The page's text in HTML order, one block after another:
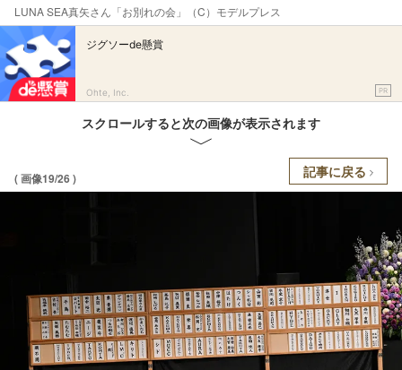
LUNA SEA真矢さん「お別れの会」（C）モデルプレス
ジグソーde懸賞
Ohte, Inc. PR
スクロールすると次の画像が表示されます
( 画像19/26 ) 記事に戻る